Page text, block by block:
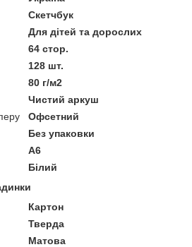
Скетчбук
Для дітей та дорослих
64 стор.
128 шт.
80 г/м2
Чистий аркуш
Офсетний
Без упаковки
A6
Білий
Картон
Тверда
Матова